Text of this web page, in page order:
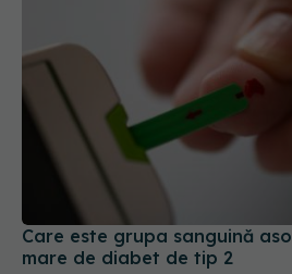
Care este grupa sanguină
mare de diabet de tip 2
18 iul 2026, 15:00